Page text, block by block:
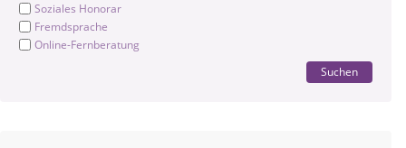
Soziales Honorar
Fremdsprache
Online-Fernberatung
Suchen